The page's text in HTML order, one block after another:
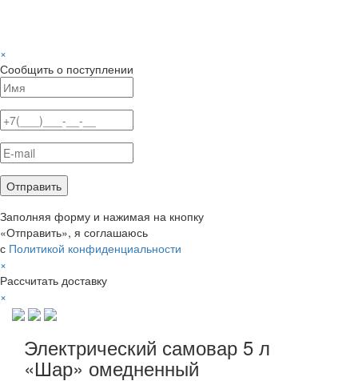
×
Сообщить о поступлении
Заполняя форму и нажимая на кнопку
«Отправить», я соглашаюсь
с Политикой конфиденциальности
×
Рассчитать доставку
×
Электрический самовар 5 л
«Шар» омедненный